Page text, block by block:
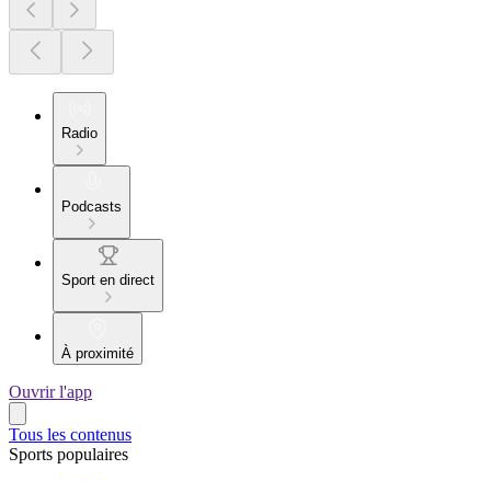
Radio
Podcasts
Sport en direct
À proximité
Ouvrir l'app
Tous les contenus
Sports populaires